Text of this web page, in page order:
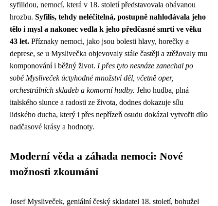
syfilidou, nemocí, která v 18. století představovala obávanou
hrozbu. Syfilis, tehdy neléčitelná, postupně nahlodávala jeho
tělo i mysl a nakonec vedla k jeho předčasné smrti ve věku
43 let. Příznaky nemoci, jako jsou bolesti hlavy, horečky a
deprese, se u Myslivečka objevovaly stále častěji a ztěžovaly mu
komponování i běžný život. I přes tyto nesnáze zanechal po
sobě Mysliveček úctyhodné množství děl, včetně oper,
orchestrálních skladeb a komorní hudby. Jeho hudba, plná
italského slunce a radosti ze života, dodnes dokazuje sílu
lidského ducha, který i přes nepřízeň osudu dokázal vytvořit dílo
nadčasové krásy a hodnoty.
Moderní věda a záhada nemoci: Nové
možnosti zkoumání
Josef Mysliveček, geniální český skladatel 18. století, bohužel